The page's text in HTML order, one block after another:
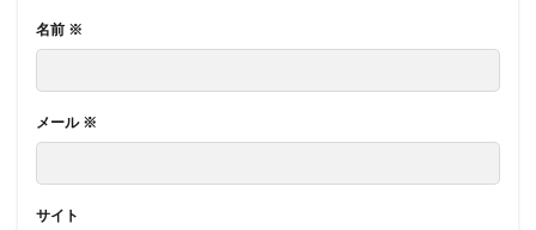
名前 ※
メール ※
サイト